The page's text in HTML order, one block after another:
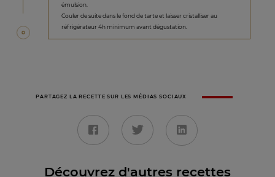
émulsion.
Couler de suite dans le fond de tarte et laisser cristalliser au
réfrigérateur 4h minimum avant dégustation.
PARTAGEZ LA RECETTE SUR LES MÉDIAS SOCIAUX
Découvrez d'autres recettes